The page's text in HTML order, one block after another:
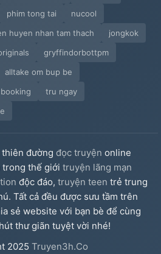
phim tong tai
nucool
huyen nhan tam thach
jongkok
gryffindorbottpm
alltake om bup be
tru ngay
đường đọc truyện online
trong thế giới truyện lãng mạn
độc đáo, truyện teen trẻ trung
Tất cả đều được sưu tầm trên
sẻ website với bạn bè để cùng
thư giãn tuyệt vời nhé!
2025 Truyen3h.Co